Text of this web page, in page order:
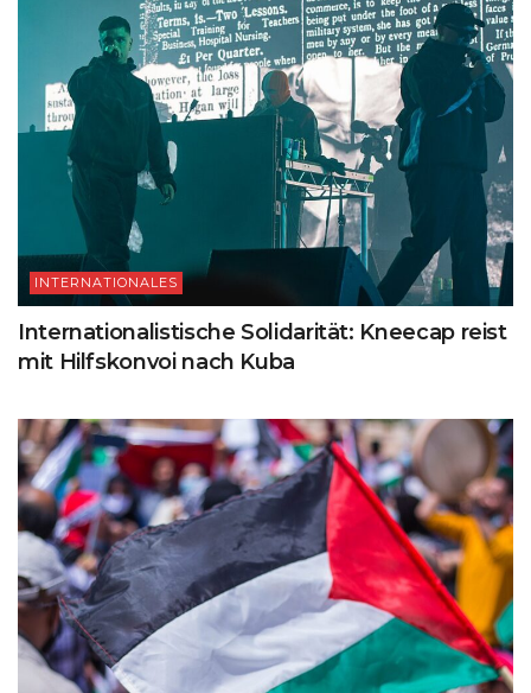
INTERNATIONALES
Internationalistische Solidarität: Kneecap reist
mit Hilfskonvoi nach Kuba